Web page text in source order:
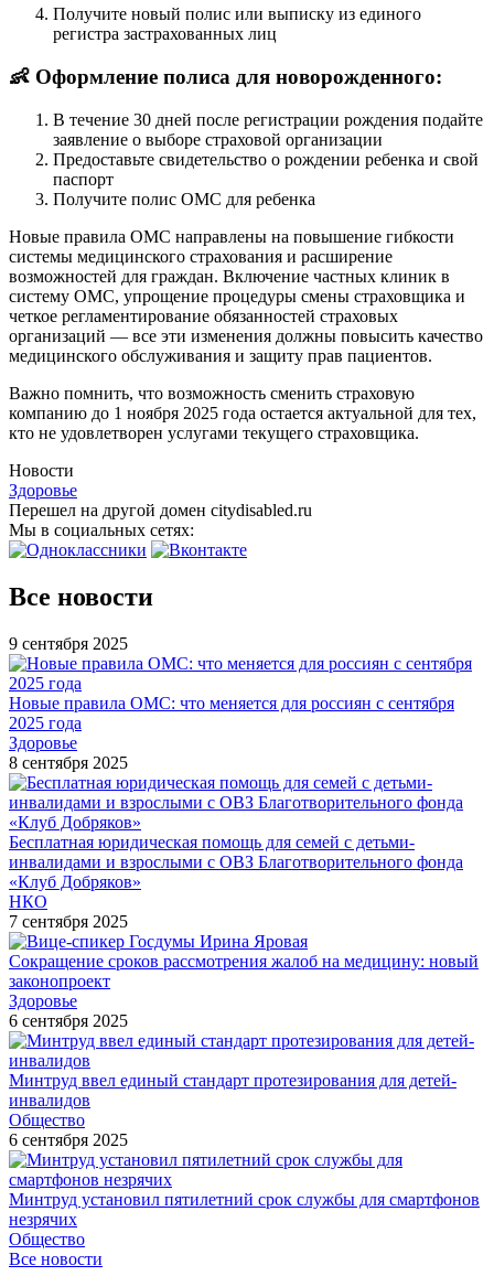
Получите новый полис или выписку из единого
регистра застрахованных лиц
👶 Оформление полиса для новорожденного:
В течение 30 дней после регистрации рождения подайте
заявление о выборе страховой организации
Предоставьте свидетельство о рождении ребенка и свой
паспорт
Получите полис ОМС для ребенка
Новые правила ОМС направлены на повышение гибкости
системы медицинского страхования и расширение
возможностей для граждан. Включение частных клиник в
систему ОМС, упрощение процедуры смены страховщика и
четкое регламентирование обязанностей страховых
организаций — все эти изменения должны повысить качество
медицинского обслуживания и защиту прав пациентов.
Важно помнить, что возможность сменить страховую
компанию до 1 ноября 2025 года остается актуальной для тех,
кто не удовлетворен услугами текущего страховщика.
Новости
Здоровье
Перешел на другой домен citydisabled.ru
Мы в социальных сетях:
Все новости
9 сентября 2025
Новые правила ОМС: что меняется для россиян с сентября
2025 года
Здоровье
8 сентября 2025
Бесплатная юридическая помощь для семей с детьми-
инвалидами и взрослыми с ОВЗ Благотворительного фонда
«Клуб Добряков»
НКО
7 сентября 2025
Сокращение сроков рассмотрения жалоб на медицину: новый
законопроект
Здоровье
6 сентября 2025
Минтруд ввел единый стандарт протезирования для детей-
инвалидов
Общество
6 сентября 2025
Минтруд установил пятилетний срок службы для смартфонов
незрячих
Общество
Все новости